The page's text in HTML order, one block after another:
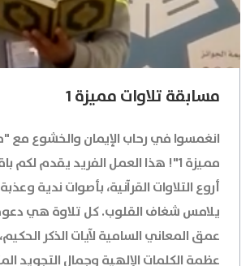
مسابقة تلاوات مميزة 1
انغمسوا في رحاب الإيمان والخشوع مع
مميزة 1"! هذا العمل الفريد يقدم لكم
أروع التلاوات القرآنية، بأصوات ندية
يلامس شغاف القلوب. كل تلاوة هي
عمق المعاني السامية لآيات الذكر
عظمة الكلمات الإلهية وجمال التجويد